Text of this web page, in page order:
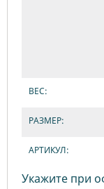
ВЕС:
РАЗМЕР:
АРТИКУЛ:
Укажите при